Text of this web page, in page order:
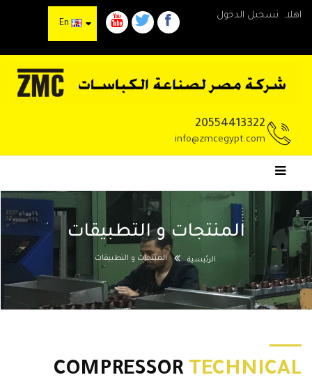
اهلا, تسجيل الدخول
20554413322
info@zmcegypt.com
المنتجات و التطبيقات
الرئيسية المنتجات و التطبيقات
COMPRESSOR TECHNICAL